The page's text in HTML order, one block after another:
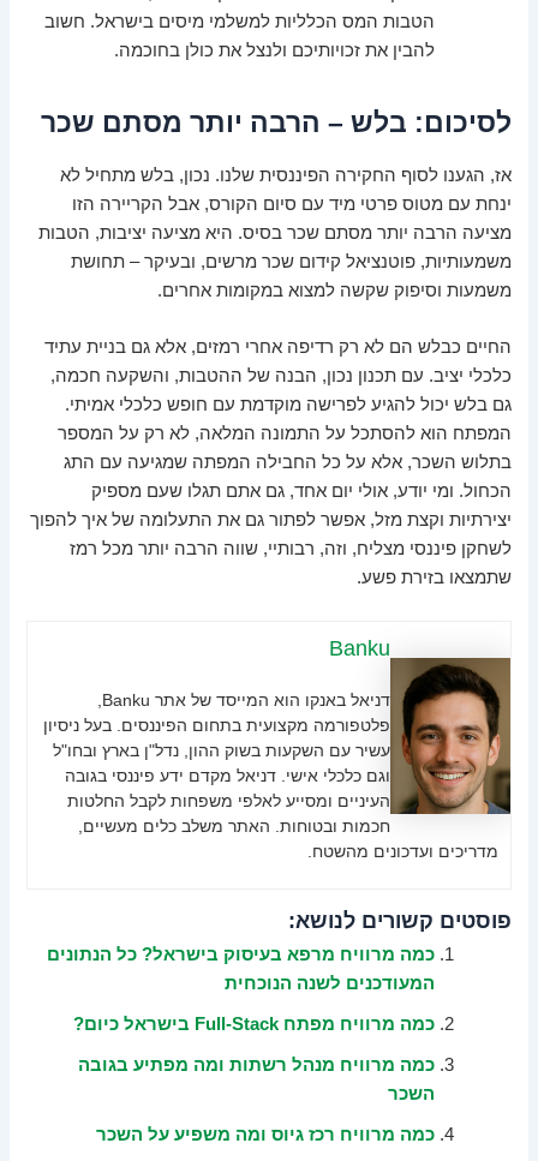
הטבות המס הכלליות למשלמי מיסים בישראל. חשוב
להבין את זכויותיכם ולנצל את כולן בחוכמה.
לסיכום: בלש – הרבה יותר מסתם שכר
אז, הגענו לסוף החקירה הפיננסית שלנו. נכון, בלש מתחיל לא
ינחת עם מטוס פרטי מיד עם סיום הקורס, אבל הקריירה הזו
מציעה הרבה יותר מסתם שכר בסיס. היא מציעה יציבות, הטבות
משמעותיות, פוטנציאל קידום שכר מרשים, ובעיקר – תחושת
משמעות וסיפוק שקשה למצוא במקומות אחרים.
החיים כבלש הם לא רק רדיפה אחרי רמזים, אלא גם בניית עתיד
כלכלי יציב. עם תכנון נכון, הבנה של ההטבות, והשקעה חכמה,
גם בלש יכול להגיע לפרישה מוקדמת עם חופש כלכלי אמיתי.
המפתח הוא להסתכל על התמונה המלאה, לא רק על המספר
בתלוש השכר, אלא על כל החבילה המפתה שמגיעה עם התג
הכחול. ומי יודע, אולי יום אחד, גם אתם תגלו שעם מספיק
יצירתיות וקצת מזל, אפשר לפתור גם את התעלומה של איך להפוך
לשחקן פיננסי מצליח, וזה, רבותיי, שווה הרבה יותר מכל רמז
שתמצאו בזירת פשע.
Banku
פלטפורמה מקצועית בתחום הפיננסים. בעל ניסיון
עשיר עם השקעות בשוק ההון, נדל"ן בארץ ובחו"ל
וגם כלכלי אישי. דניאל מקדם ידע פיננסי בגובה
העיניים ומסייע לאלפי משפחות לקבל החלטות
חכמות ובטוחות. האתר משלב כלים מעשיים,
מדריכים ועדכונים מהשטח.
פוסטים קשורים לנושא:
כמה מרוויח מרפא בעיסוק בישראל? כל הנתונים
המעודכנים לשנה הנוכחית
כמה מרוויח מפתח Full-Stack בישראל כיום?
כמה מרוויח מנהל רשתות ומה מפתיע בגובה
השכר
כמה מרוויח רכז גיוס ומה משפיע על השכר